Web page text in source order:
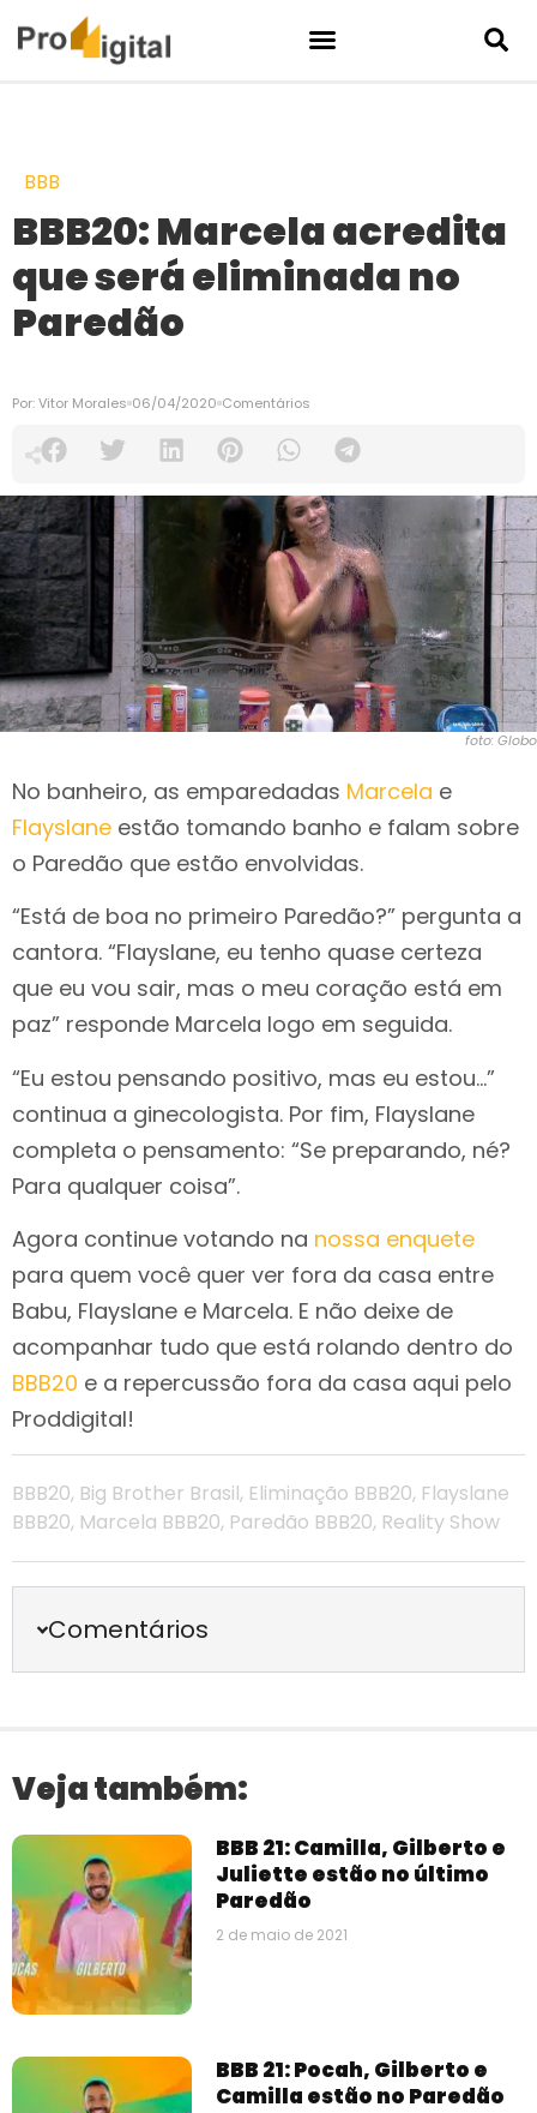
BBB
BBB20: Marcela acredita
que será eliminada no
Paredão
Por:Vitor Morales 06/04/2020 Comentários
foto: Globo
No banheiro, as emparedadas Marcela e
Flayslane estão tomando banho e falam sobre
o Paredão que estão envolvidas.
“Está de boa no primeiro Paredão?” pergunta a
cantora. “Flayslane, eu tenho quase certeza
que eu vou sair, mas o meu coração está em
paz” responde Marcela logo em seguida.
“Eu estou pensando positivo, mas eu estou…”
continua a ginecologista. Por fim, Flayslane
completa o pensamento: “Se preparando, né?
Para qualquer coisa”.
Agora continue votando na nossa enquete
para quem você quer ver fora da casa entre
Babu, Flayslane e Marcela. E não deixe de
acompanhar tudo que está rolando dentro do
BBB20 e a repercussão fora da casa aqui pelo
Proddigital!
BBB20, Big Brother Brasil, Eliminação BBB20, Flayslane
BBB20, Marcela BBB20, Paredão BBB20, Reality Show
Comentários
Veja também:
BBB 21: Camilla, Gilberto e
Juliette estão no último
Paredão
2 de maio de 2021
BBB 21: Pocah, Gilberto e
Camilla estão no Paredão